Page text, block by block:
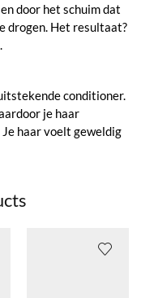
door het schuim dat
drogen. Het resultaat?
conditioner.
je haar
haar voelt geweldig